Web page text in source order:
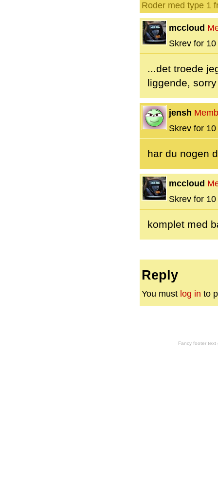
Roder med type 1
mccloud
Skrev for
...det troede
liggende, sorry
jensh
Skrev for
har du nogen
mccloud
Skrev for
komplet med
Reply
You must log in to
Fancy footer